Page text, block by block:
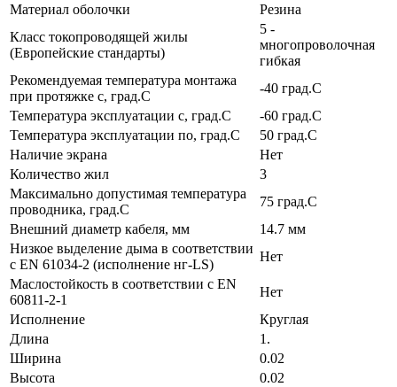
Материал оболочки
Резина
Класс токопроводящей жилы
(Европейские стандарты)
5 -
многопроволочная
гибкая
Рекомендуемая температура монтажа
при протяжке с, град.C
-40 град.C
Температура эксплуатации с, град.C
-60 град.C
Температура эксплуатации по, град.C
50 град.C
Наличие экрана
Нет
Количество жил
3
Максимально допустимая температура
проводника, град.C
75 град.C
Внешний диаметр кабеля, мм
14.7 мм
Низкое выделение дыма в соответствии
с EN 61034-2 (исполнение нг-LS)
Нет
Маслостойкость в соответствии с EN
60811-2-1
Нет
Исполнение
Круглая
Длина
1.
Ширина
0.02
Высота
0.02